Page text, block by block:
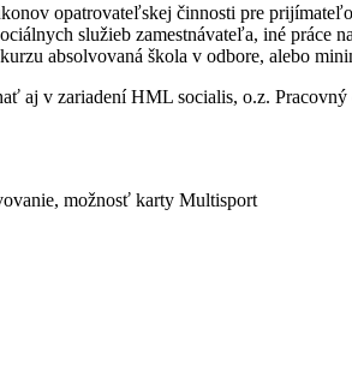
opatrovateľskej činnosti pre
služieb zamestnávateľa, iné práce
absolvovaná škola v odbore, alebo
aj v zariadení HML socialis, o.z.
možnosť karty Multisport